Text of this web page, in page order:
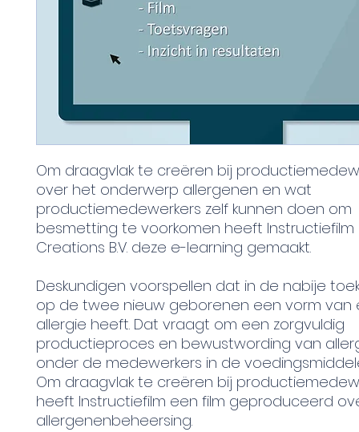
Om draagvlak te creëren bij
over het onderwerp allergenen en wat
productiemedewerkers zelf kunnen doen om
besmetting te voorkomen heeft
Creations B.V. deze e-learning gemaakt.
Deskundigen voorspellen dat in de nabije
op de twee nieuw geborenen een vorm van
allergie heeft. Dat vraagt om een zorgvuldig
productieproces en bewustwording van
onder de medewerkers in de
Om draagvlak te creëren bij
heeft Instructiefilm een film geproduceerd
allergenenbeheersing.